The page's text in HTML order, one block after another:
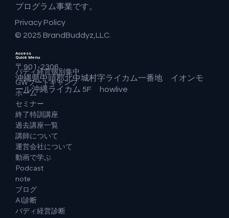
プログラム事業です。
Privacy Policy
© 2025 BrandBuddyz,LLC.
Access
〒901-2306
沖縄県中頭郡北中城村字ライカム一番地 イオンモ
ール沖縄ライカム 5F howlive
Quick Menu
バディ経営個別集中
GWブートキャンプ
ホーム
セミナー
終了特訓講座
過去講座一覧
講師について
運営会社について
動画で学ぶ
Podcast
note
ブログ
AI診断
バディ経営診断